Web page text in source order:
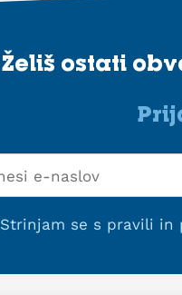
Želiš ostati
Strinjam se s pravili in